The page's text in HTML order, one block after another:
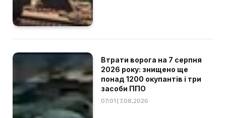
Втрати ворога на 7 серпня
2026 року: знищено ще
понад 1200 окупантів і три
засоби ППО
07:01 | 7.08.2026